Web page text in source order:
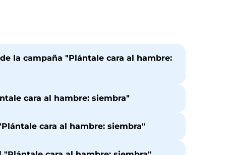
la campaña "Plántale cara al hambre:
cara al hambre: siembra"
cara al hambre: siembra"